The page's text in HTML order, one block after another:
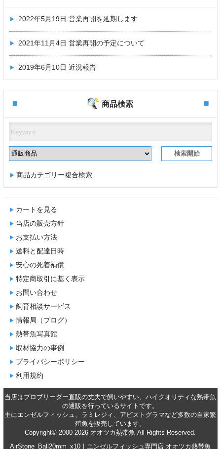
2022年5月19日 営業再開を延期します
2021年11月4日 営業再開の予定について
2019年6月10日 近況報告
商品検索
商品カテゴリー複合検索
カートを見る
当店の販売方針
お支払い方法
送料と配達日時
安心の死着補償
特定商取引に基く表示
お問い合わせ
飼育相談サービス
情報局（ブログ）
熱帯魚写真館
取材協力の事例
プライバシーポリシー
利用規約
当店はプロブリーダー直販の丈夫で飼いやすい、ハイクオリティな熱帯魚
の通販 を行っているサイトです。
主にエンゼルフィッシュ 、 ラミレジィ 、 アピストグラマなど多数の自家繁
殖魚を販売 しています。
Copyright© 2000-2026 オオツカ熱帯魚 All Rights Reserved.
AirStone_Ball20mm_x10｜エンゼルフィッシュ専門店 オオツカ熱帯魚